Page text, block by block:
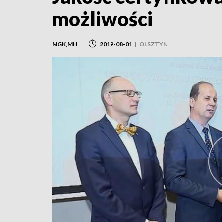
możliwości
MGK,MH 2019-08-01 | OLSZTYN